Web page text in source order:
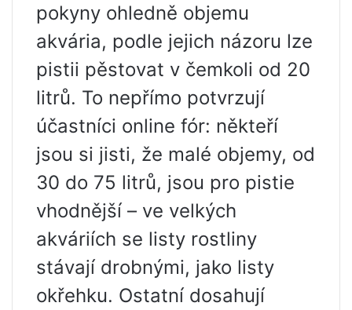
pokyny ohledně objemu
akvária, podle jejich názoru lze
pistii pěstovat v čemkoli od 20
litrů. To nepřímo potvrzují
účastníci online fór: někteří
jsou si jisti, že malé objemy, od
30 do 75 litrů, jsou pro pistie
vhodnější – ve velkých
akváriích se listy rostliny
stávají drobnými, jako listy
okřehku. Ostatní dosahují